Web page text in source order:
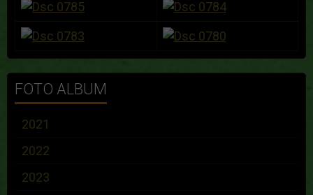
FOTO ALBUM
2021
2022
2023